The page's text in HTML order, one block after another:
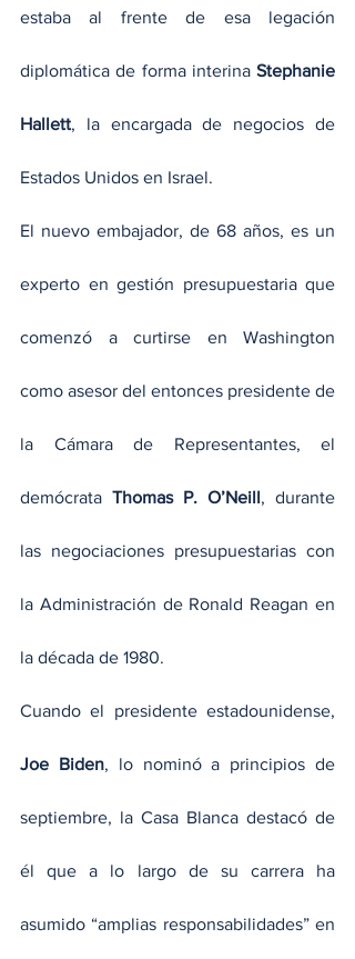
estaba al frente de esa legación
diplomática de forma interina Stephanie
Hallett, la encargada de negocios de
Estados Unidos en Israel.
El nuevo embajador, de 68 años, es un
experto en gestión presupuestaria que
comenzó a curtirse en Washington
como asesor del entonces presidente de
la Cámara de Representantes, el
demócrata Thomas P. O’Neill, durante
las negociaciones presupuestarias con
la Administración de Ronald Reagan en
la década de 1980.
Joe Biden, lo nominó a principios de
septiembre, la Casa Blanca destacó de
él que a lo largo de su carrera ha
asumido “amplias responsabilidades” en